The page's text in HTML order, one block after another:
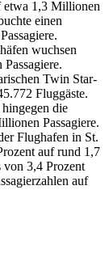
etwa 1,3 Millionen
einen
wuchsen
Twin Star-
Fluggäste.
die
Passagiere.
Flughafen in St.
auf rund 1,7
3,4 Prozent
auf